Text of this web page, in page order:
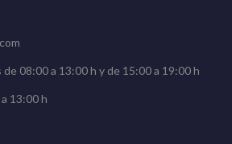
08:00 a 13:00 h y de 15:00 a 19:00 h
13:00 h